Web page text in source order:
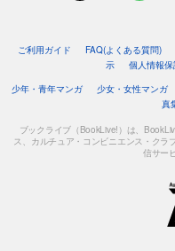
ご利用ガイド FAQ(よくある質問)
示
個人情報
少年・青年マンガ
少女・女性マンガ
真
ブックライブ（BookLive!）は、
ス、カルチュア・コンビニエンス・クラ
信サー